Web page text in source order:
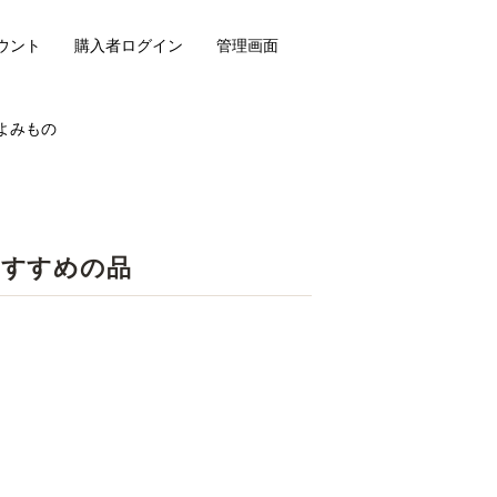
みもの
ント 購入者ログイン 管理画面
すめの品